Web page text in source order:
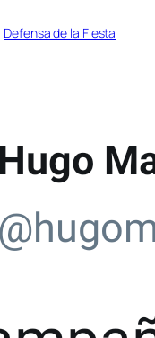
Defensa de la Fiesta